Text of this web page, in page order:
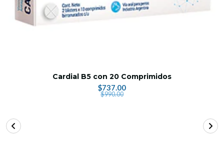
Cardial B5 con 20 Comprimidos
$737.00
$990.00